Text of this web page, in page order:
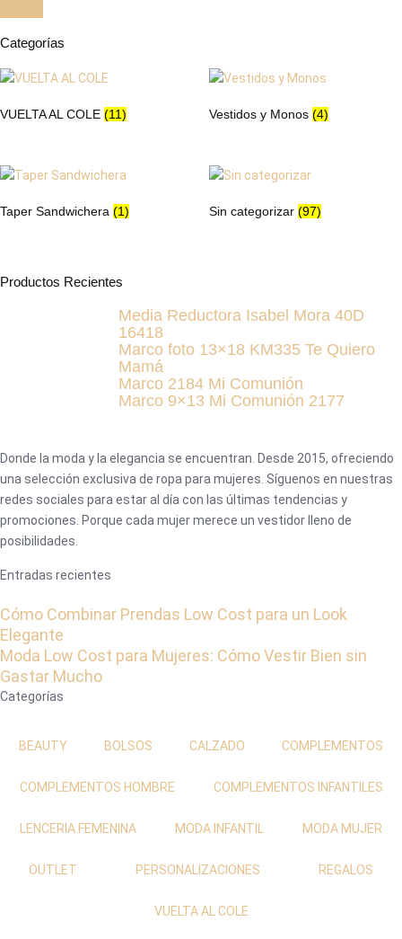
Categorías
VUELTA AL COLE (11) Vestidos y Monos (4)
Taper Sandwichera (1) Sin categorizar (97)
Productos Recientes
Media Reductora Isabel Mora 40D
16418
Marco foto 13×18 KM335 Te Quiero
Mamá
Marco 2184 Mi Comunión
Marco 9×13 Mi Comunión 2177
Donde la moda y la elegancia se encuentran. Desde 2015, ofreciendo
una selección exclusiva de ropa para mujeres. Síguenos en nuestras
redes sociales para estar al día con las últimas tendencias y
promociones. Porque cada mujer merece un vestidor lleno de
posibilidades.
Entradas recientes
Cómo Combinar Prendas Low Cost para un Look
Elegante
Moda Low Cost para Mujeres: Cómo Vestir Bien sin
Gastar Mucho
Categorías
BEAUTY BOLSOS CALZADO COMPLEMENTOS
COMPLEMENTOS HOMBRE COMPLEMENTOS INFANTILES
LENCERIA FEMENINA MODA INFANTIL MODA MUJER
OUTLET PERSONALIZACIONES REGALOS
VUELTA AL COLE